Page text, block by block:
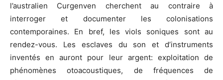
l’australien Curgenven cherchent au contraire à
interroger et documenter les colonisations
contemporaines. En bref, les viols soniques sont au
rendez-vous. Les esclaves du son et d’instruments
inventés en auront pour leur argent: exploitation de
phénomènes otoacoustiques, de fréquences de